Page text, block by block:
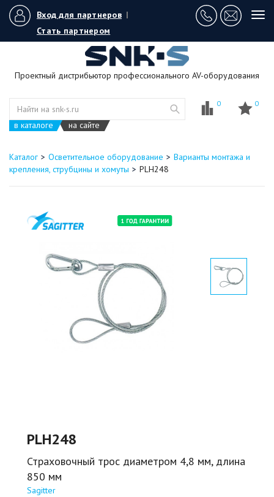
Вход для партнеров |
Стать партнером
Проектный дистрибьютор профессионального AV-оборудования
в каталоге на сайте
0 0
Каталог Осветительное оборудование
Варианты монтажа и
крепления, струбцины и хомуты
PLH248
PLH248
Страховочный трос диаметром 4,8 мм, длина
850 мм
Sagitter